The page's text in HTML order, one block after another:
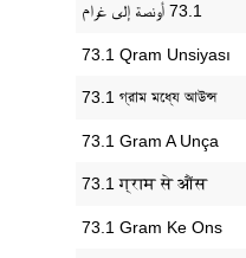
‎73.1 Qram Unsiyası
‎73.1 গ্রাম মধ্যে আউন্স
‎73.1 Gram A Unça
‎73.1 ग्राम से औंस
‎73.1 Gram Ke Ons